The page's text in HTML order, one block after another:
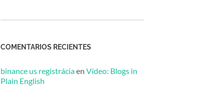
COMENTARIOS RECIENTES
binance us registráciaen Vídeo: Blogs in
Plain English